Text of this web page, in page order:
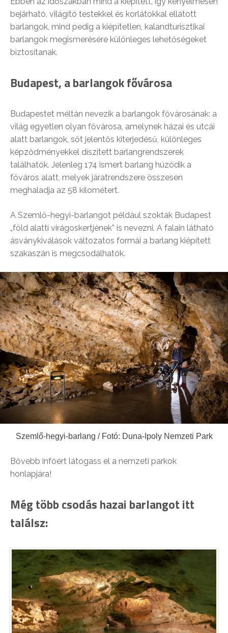
bejárható, világító testekkel és korlátokkal ellátott
barlangok, mind pedig a kiépítetlen, kalandturisztikai
barlangok megismerésére különleges lehetőségeket
biztosítanak.
Budapest, a barlangok fővárosa
Budapestet méltán nevezik a barlangok fővárosának: a
világ egyetlen olyan fővárosa, amelynek házai és utcái
alatt barlangok, sőt jelentős kiterjedésű, különleges
képződményekkel díszített barlangrendszerek
találhatók. Jelenleg 174 ismert barlang húzódik a
főváros alatt, melyek járatrendszere összesen
meghaladja az 58 kilométert.
A Szemlő-hegyi-barlangot például szokták Budapest
„föld alatti virágoskertjének” is nevezni. A falain látható
ásványkiválások változatos formái a barlang kiépített
szakaszán is megcsodálhatók.
Szemlő-hegyi-barlang / Fotó: Duna-Ipoly Nemzeti Park
Bővebb infóért látogass el a nemzeti parkok
honlapjára!
Még több csodás hazai barlangot itt
találsz: